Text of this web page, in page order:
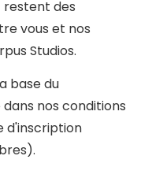
des
vous et nos
Studios.
base du
nos conditions
d'inscription